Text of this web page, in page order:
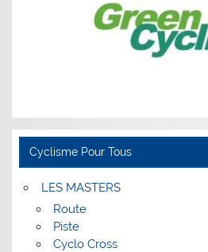
Cyclisme Pour Tous
LES MASTERS
Route
Piste
Cyclo Cross